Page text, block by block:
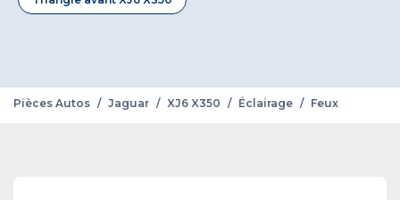
Pièces Autos / Jaguar / XJ6 X350 / Éclairage / Feux